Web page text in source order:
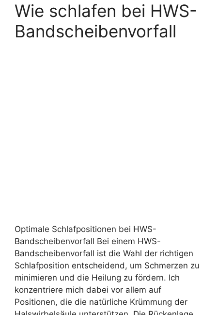
Wie schlafen bei HWS-
Bandscheibenvorfall
Optimale Schlafpositionen bei HWS-
Bandscheibenvorfall Bei einem HWS-
Bandscheibenvorfall ist die Wahl der richtigen
Schlafposition entscheidend, um Schmerzen zu
minimieren und die Heilung zu fördern. Ich
konzentriere mich dabei vor allem auf
Positionen, die die natürliche Krümmung der